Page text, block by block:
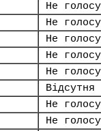
Не
Не
Не
Не
Не
Відсутня
Не
Не